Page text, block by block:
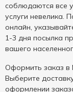
соблюдаются все
услуги невелика.
онлайн,
1-3 дня посылка
вашего
Оформить заказ в
Выберите
оформлении